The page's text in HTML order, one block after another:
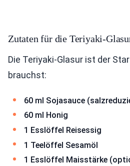
Zutaten für die Teriyaki-
Die Teriyaki-Glasur ist der
brauchst:
60 ml Sojasauce
60 ml Honig
1 Esslöffel Reisessig
1 Teelöffel Sesamöl
1 Esslöffel Maisstärke